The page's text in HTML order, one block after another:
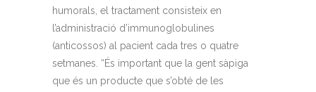
humorals, el tractament consisteix en
l’administració d’immunoglobulines
(anticossos) al pacient cada tres o quatre
setmanes. “És important que la gent sàpiga
que és un producte que s’obté de les